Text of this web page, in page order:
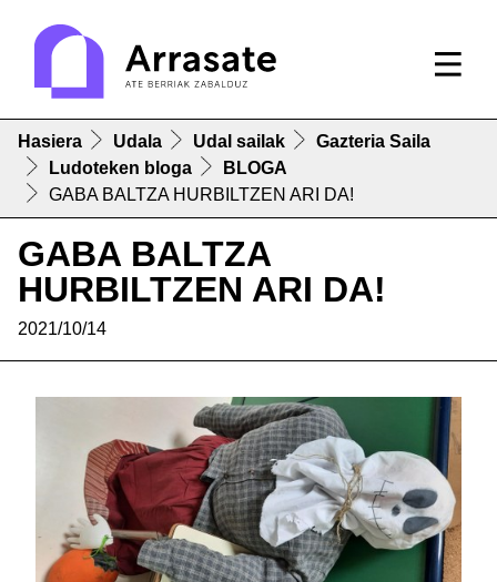
Hasiera Udala Udal sailak
Gazteria Saila
Ludoteken bloga
BLOGA
GABA BALTZA HURBILTZEN ARI DA!
GABA BALTZA
HURBILTZEN ARI DA!
2021/10/14